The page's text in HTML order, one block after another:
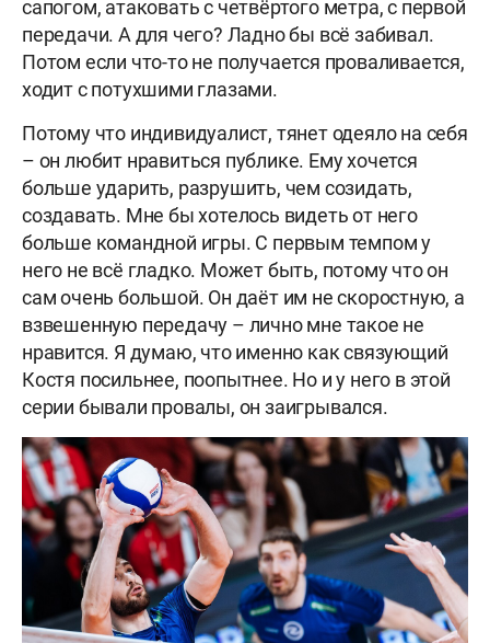
сапогом, атаковать с четвёртого метра, с первой
передачи. А для чего? Ладно бы всё забивал.
Потом если что-то не получается проваливается,
ходит с потухшими глазами.
Потому что индивидуалист, тянет одеяло на себя
– он любит нравиться публике. Ему хочется
больше ударить, разрушить, чем созидать,
создавать. Мне бы хотелось видеть от него
больше командной игры. С первым темпом у
него не всё гладко. Может быть, потому что он
сам очень большой. Он даёт им не скоростную, а
взвешенную передачу – лично мне такое не
нравится. Я думаю, что именно как связующий
Костя посильнее, поопытнее. Но и у него в этой
серии бывали провалы, он заигрывался.